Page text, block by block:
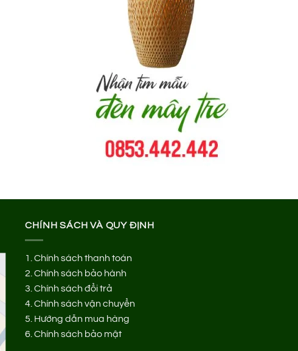
CHÍNH SÁCH VÀ QUY ĐỊNH
1.Chính sách thanh toán
2.Chính sách bảo hành
3.Chính sách đổi trả
4.Chính sách vận chuyển
5. Hướng dẫn mua hàng
6.Chính sách bảo mật